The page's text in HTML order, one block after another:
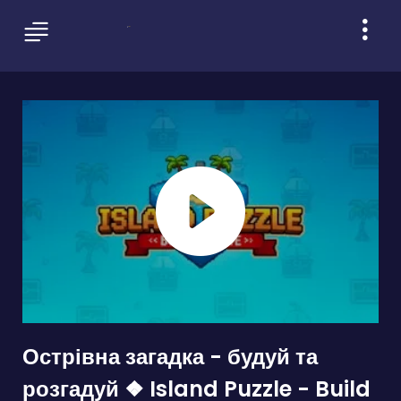
Острівна загадка - будуй та
розгадуй ❖ Island Puzzle - Build